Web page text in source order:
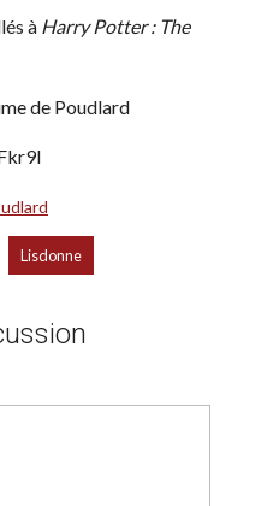
à Harry Potter : The
de Poudlard
Lisdonne